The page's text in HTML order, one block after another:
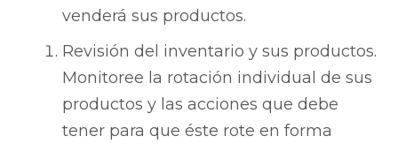
venderá sus productos.
Revisión del inventario y sus productos.
Monitoree la rotación individual de sus
productos y las acciones que debe
tener para que éste rote en forma